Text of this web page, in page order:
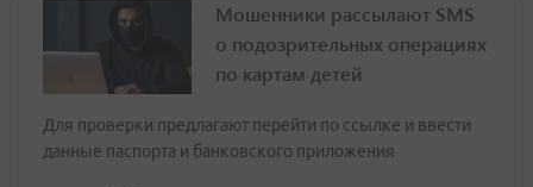
Мошенники рассылают SMS
о подозрительных операциях
по картам детей
Для проверки предлагают перейти по ссылке и ввести
данные паспорта и банковского приложения